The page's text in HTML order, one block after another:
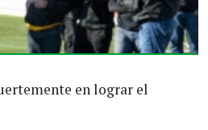
en lograr el